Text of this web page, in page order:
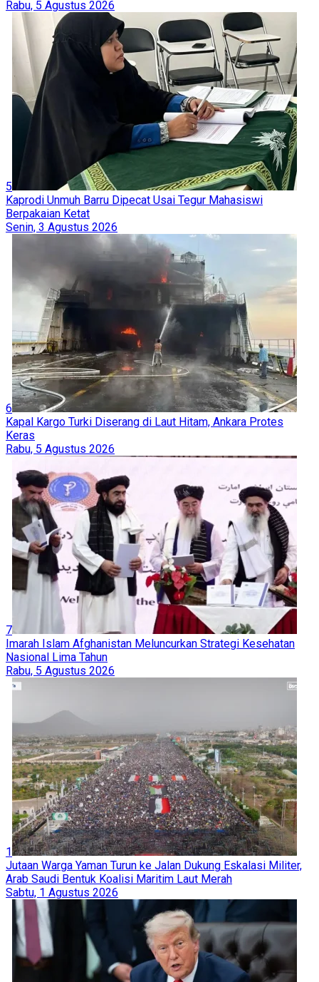
Rabu, 5 Agustus 2026
5
Kaprodi Unmuh Barru Dipecat Usai Tegur Mahasiswi
Berpakaian Ketat
Senin, 3 Agustus 2026
6
Kapal Kargo Turki Diserang di Laut Hitam, Ankara Protes
Keras
Rabu, 5 Agustus 2026
7
Imarah Islam Afghanistan Meluncurkan Strategi Kesehatan
Nasional Lima Tahun
Rabu, 5 Agustus 2026
1
Jutaan Warga Yaman Turun ke Jalan Dukung Eskalasi Militer,
Arab Saudi Bentuk Koalisi Maritim Laut Merah
Sabtu, 1 Agustus 2026